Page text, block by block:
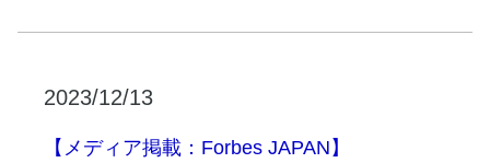
2023/12/13
【メディア掲載：Forbes JAPAN】